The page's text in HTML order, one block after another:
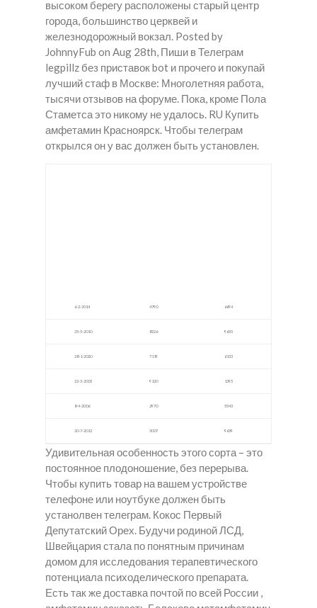
высоком берегу расположены старый центр
города, большинство церквей и
железнодорожный вокзал. Posted by
JohnnyFub on Aug 28th, Пиши в Телеграм
legpillz без приставок bot и прочего и покупай
лучший стаф в Москве: Многолетняя работа,
тысячи отзывов на форуме. Пока, кроме Пола
Стаметса это никому не удалось. RU Купить
амфетамин Красноярск. Чтобы телеграм
открылся он у вас должен быть установлен.
6-2-2014 4790 6694
25-5-2010 8226 9655
28-1-2020 7119 6133
22-3-2003 9120 1395
8-4-2006 2970 5543
20-7-2012 3007 9639
Удивительная особенность этого сорта – это
постоянное плодоношение, без перерыва.
Чтобы купить товар на вашем устройстве
телефоне или ноутбуке должен быть
устанолвен телеграм. Кокос Первый
Депутатский Орех. Будучи родиной ЛСД,
Швейцария стала по понятным причинам
домом для исследования терапевтического
потенциала психоделического препарата.
Есть так же доставка почтой по всей России ,